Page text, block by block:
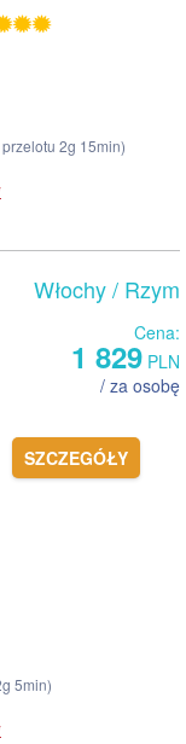
2g 15min)
Włochy/ Rzym
Cena:
1 829 PLN
/ za osobę
SZCZEGÓŁY
5min)